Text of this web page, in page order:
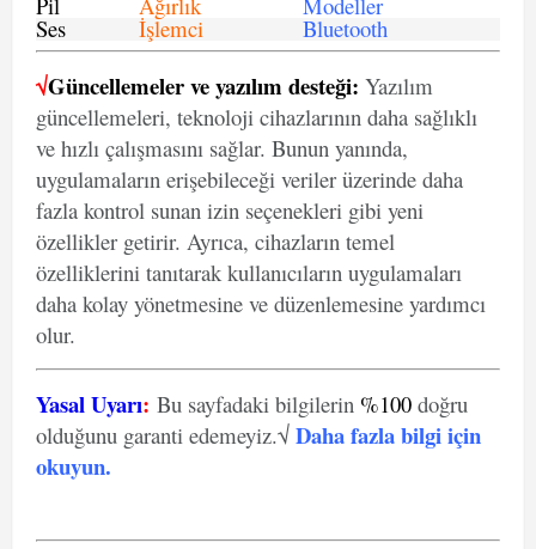
Ses İşlemci Bluetooth
√Güncellemeler ve yazılım desteği: Yazılım
güncellemeleri, teknoloji cihazlarının daha sağlıklı
ve hızlı çalışmasını sağlar. Bunun yanında,
uygulamaların erişebileceği veriler üzerinde daha
fazla kontrol sunan izin seçenekleri gibi yeni
özellikler getirir. Ayrıca, cihazların temel
özelliklerini tanıtarak kullanıcıların uygulamaları
daha kolay yönetmesine ve düzenlemesine yardımcı
olur.
Yasal Uyarı: Bu sayfadaki bilgilerin %100 doğru
olduğunu garanti edemeyiz.√ Daha fazla bilgi için
okuyun.